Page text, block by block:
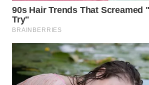
WAHANA
TRAVEL
WAHANA
TV